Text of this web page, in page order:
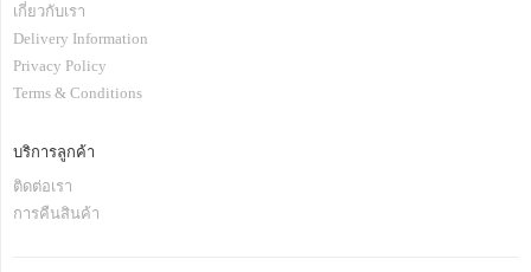
เกี่ยวกับเรา
Delivery Information
Privacy Policy
Terms & Conditions
บริการลูกค้า
ติดต่อเรา
การคืนสินค้า